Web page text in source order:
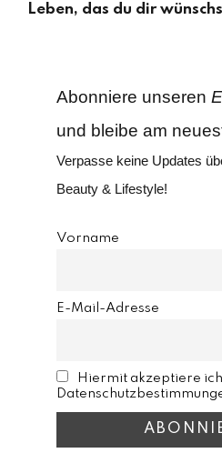
Leben, das du dir
Abonniere unseren
und bleibe am
Verpasse keine Updates
Beauty & Lifestyle!
Vorname
E-Mail-Adresse
Hiermit akzeptiere